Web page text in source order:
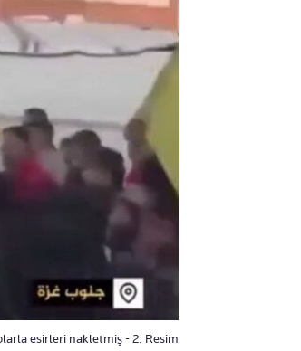
esirleri nakletmiş - 2. Resim